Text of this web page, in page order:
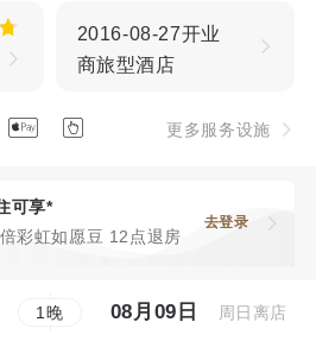
2016-08-27开业
商旅型酒店
  更多服务设施
可享*
彩虹如愿豆 12点退房
去登录
1晚 08月09日 周日离店